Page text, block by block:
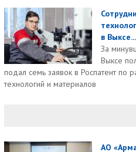
в Выксе...
За
Выксе
подал семь заявок в Роспатент по
технологий и материалов
АО